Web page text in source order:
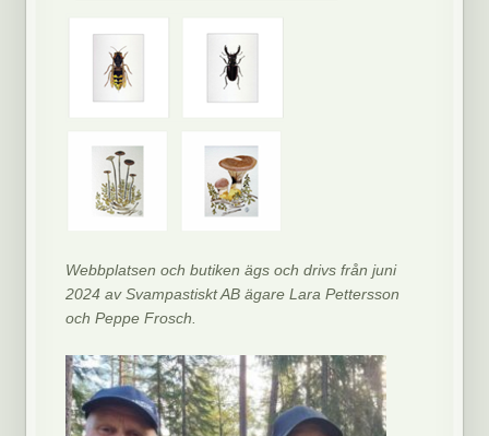
Webbplatsen och butiken ägs och drivs från juni
2024 av Svampastiskt AB ägare Lara Pettersson
och Peppe Frosch.